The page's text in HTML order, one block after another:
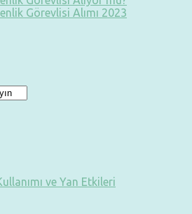
Görevlisi Alımı 2023
ve Yan Etkileri